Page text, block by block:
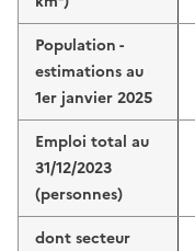
Population -
estimations au
1er janvier 2025
Emploi total au
31/12/2023
(personnes)
dont secteur